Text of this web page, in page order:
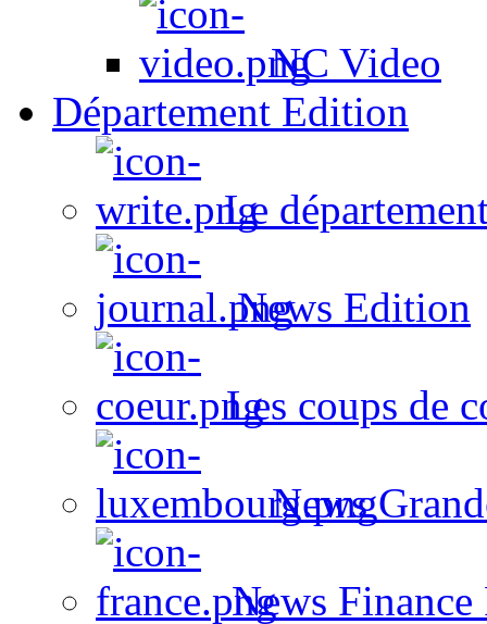
NC Video
Département Edition
Le
News Edition
Les coups de
News
News Finance